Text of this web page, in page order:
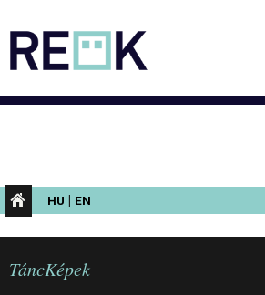
HU | EN
PROGRAMOK
TáncKépek